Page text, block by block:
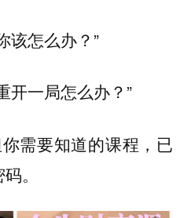
该怎么办？”
开一局怎么办？”
需要知道的课程，已
。